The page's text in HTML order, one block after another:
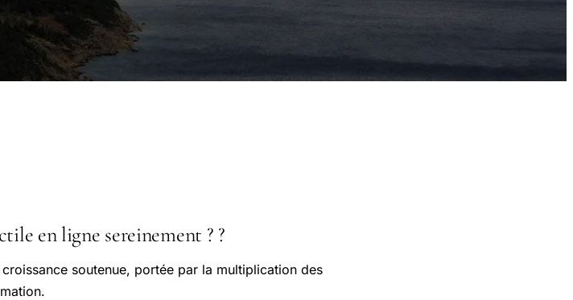
en ligne sereinement ? ?
soutenue, portée par la multiplication des